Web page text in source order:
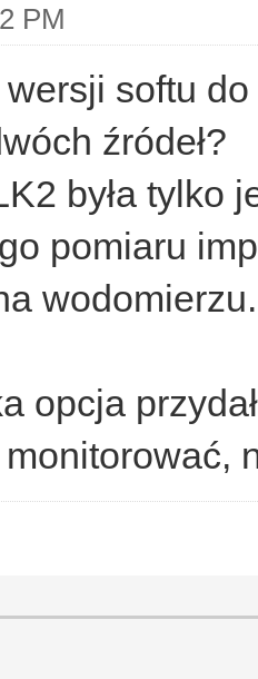
PM
softu
źródeł?
była tylko
pomiaru
wodomierzu.
opcja